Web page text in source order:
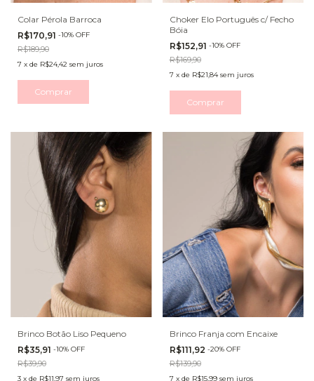
Colar Pérola Barroca
R$170,91 -10% OFF
R$189,90
7 x de R$24,42 sem juros
Comprar
Choker Elo Português c/ Fecho
Bóia
R$152,91 -10% OFF
R$169,90
7 x de R$21,84 sem juros
Comprar
Brinco Botão Liso Pequeno
R$35,91 -10% OFF
R$39,90
3 x de R$11,97 sem juros
Brinco Franja com Encaixe
R$111,92 -20% OFF
R$139,90
7 x de R$15,99 sem juros